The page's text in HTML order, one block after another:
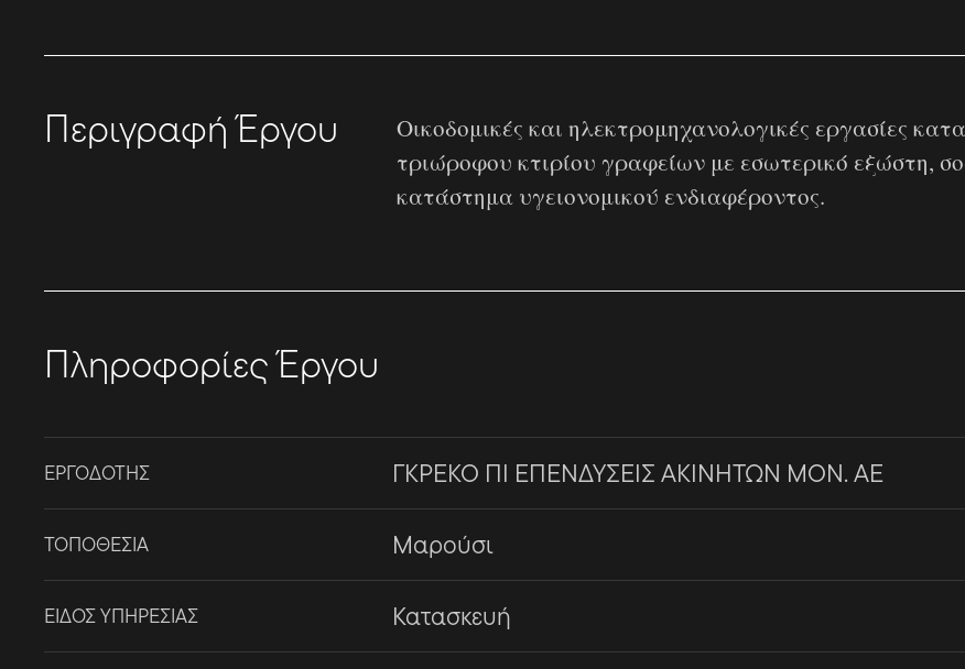
Περιγραφή Έργου
Οικοδομικές και ηλεκτρομηχανολογικές εργασίες
τριώροφου κτιρίου γραφείων με εσωτερικό εξώστη,
κατάστημα υγειονομικού ενδιαφέροντος.
Πληροφορίες Έργου
ΕΡΓΟΔΟΤΗΣ ΓΚΡΕΚΟ ΠΙ ΕΠΕΝΔΥΣΕΙΣ ΑΚΙΝΗΤΩΝ ΜΟΝ. ΑΕ
ΤΟΠΟΘΕΣΙΑ Μαρούσι
ΕΙΔΟΣ ΥΠΗΡΕΣΙΑΣ Κατασκευή